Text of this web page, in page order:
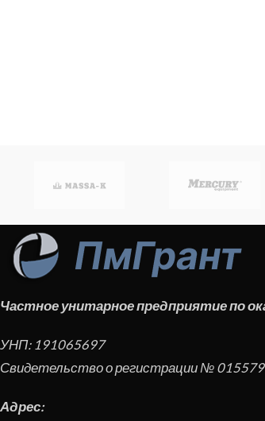
Частное унитарное предприятие по
УНП: 191065697
Свидетельство о регистрации №
Адрес: